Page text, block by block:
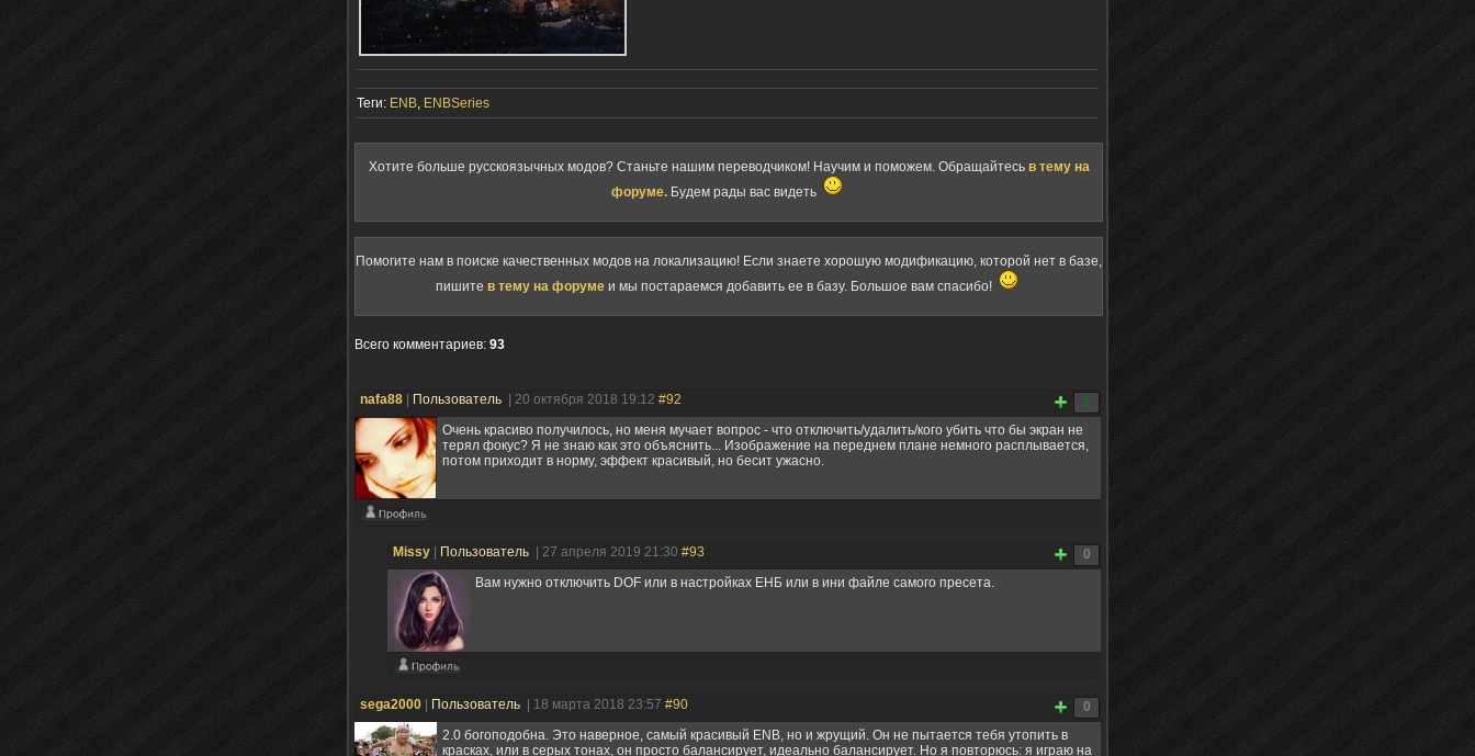
Теги: ENB, ENBSeries
Хотите больше русскоязычных модов? Станьте нашим переводчиком! Научим и поможем. Обращайтесь в тему на
форуме. Будем рады вас видеть
Помогите нам в поиске качественных модов на локализацию! Если знаете хорошую модификацию, которой нет в базе,
пишите в тему на форуме и мы постараемся добавить ее в базу. Большое вам спасибо!
Всего комментариев: 93
1
nafa88 Пользователь | 20 октября 2018 19:12 #92
Очень красиво получилось, но меня мучает вопрос - что отключить/удалить/кого убить что бы экран не
терял фокус? Я не знаю как это объяснить... Изображение на переднем плане немного расплывается,
потом приходит в норму, эффект красивый, но бесит ужасно.
0
Missy Пользователь | 27 апреля 2019 21:30 #93
Вам нужно отключить DOF или в настройках ЕНБ или в ини файле самого пресета.
0
sega2000 Пользователь | 18 марта 2018 23:57 #90
2.0 богоподобна. Это наверное, самый красивый ENB, но и жрущий. Он не пытается тебя утопить в
красках, или в серых тонах, он просто балансирует, идеально балансирует. Но я повторюсь: я играю на